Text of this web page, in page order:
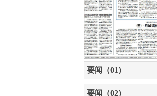
要闻（01）
要闻（02）